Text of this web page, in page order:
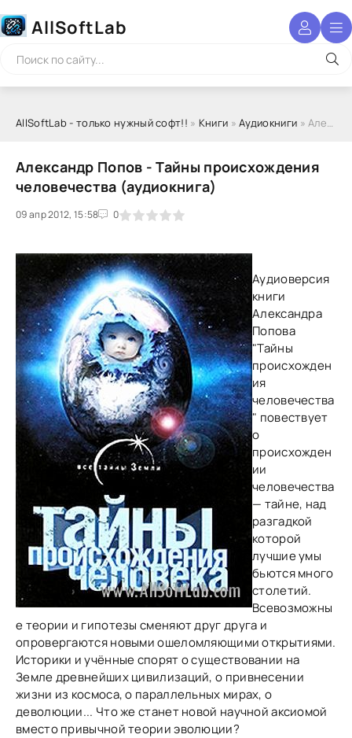
AllSoftLab
AllSoftLab - только нужный софт!! » Книги »Аудиокниги » Александр Попов - Тайны происхождения человечества (аудиокнига)
Александр Попов - Тайны происхождения
человечества (аудиокнига)
09 апр 2012, 15:58 0
1 2 3 4 5
Аудиоверсия
книги
Александра
Попова
"Тайны
происхожден
ия
человечества
" повествует
о
происхожден
ии
человечества
— тайне, над
разгадкой
которой
лучшие умы
бьются много
столетий.
Всевозможны
е теории и гипотезы сменяют друг друга и
опровергаются новыми ошеломляющими открытиями.
Историки и учённые спорят о существовании на
Земле древнейших цивилизаций, о привнесении
жизни из космоса, о параллельных мирах, о
деволюции... Что же станет новой научной аксиомой
вместо привычной теории эволюции?